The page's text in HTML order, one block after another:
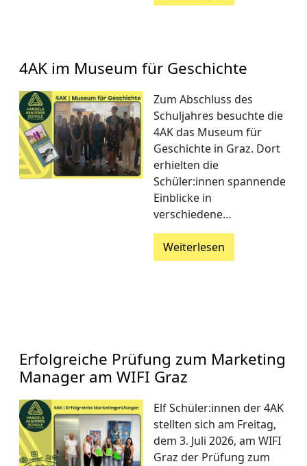
4AK im Museum für Geschichte
Zum Abschluss des
Schuljahres besuchte die
4AK das Museum für
Geschichte in Graz. Dort
erhielten die
Schüler:innen spannende
Einblicke in
verschiedene…
Weiterlesen
Erfolgreiche Prüfung zum Marketing
Manager am WIFI Graz
Elf Schüler:innen der 4AK
stellten sich am Freitag,
dem 3. Juli 2026, am WIFI
Graz der Prüfung zum